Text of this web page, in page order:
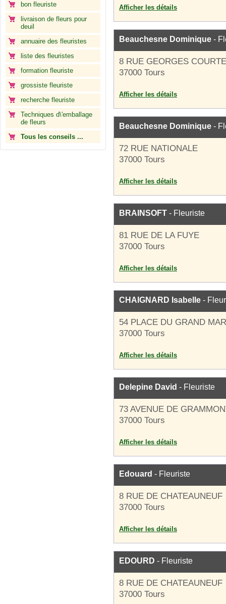
bon fleuriste
livraison de fleurs pour
deuil
annuaire des fleuristes
liste des fleuristes
formation fleuriste
grossiste fleuriste
recherche fleuriste
Techniques d\'emballage
de fleurs
Tous les conseils ...
Afficher les détails
Beauchesne Dominique -
8 RUE GEORGES
37000 Tours
Afficher les détails
Beauchesne Dominique -
72 RUE NATIONALE
37000 Tours
Afficher les détails
BRAINSOFT - Fleuriste
81 RUE DE LA FUYE
37000 Tours
Afficher les détails
CHAIGNARD Isabelle -
54 PLACE DU GRAND
37000 Tours
Afficher les détails
Delepine David - Fleuriste
73 AVENUE DE
37000 Tours
Afficher les détails
Edouard - Fleuriste
8 RUE DE CHATEAUNEUF
37000 Tours
Afficher les détails
EDOURD - Fleuriste
8 RUE DE CHATEAUNEUF
37000 Tours